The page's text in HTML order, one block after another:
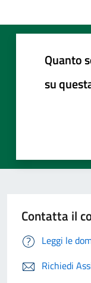
Quanto
su
Contatta il
Leggi le
Richiedi